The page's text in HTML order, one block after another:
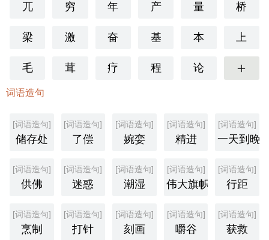
兀 穷 年 产 量 桥
梁 激 奋 基 本 上
毛 茸 疗 程 论 更多
词语造句
[词语造句]
储存处
[词语造句]
了偿
[词语造句]
婉娈
[词语造句]
精进
[词语造句]
一天到晚
[词语造句]
供佛
[词语造句]
迷惑
[词语造句]
潮湿
[词语造句]
伟大旗帜
[词语造句]
行距
[词语造句]
烹制
[词语造句]
打针
[词语造句]
刻画
[词语造句]
嚼谷
[词语造句]
获救